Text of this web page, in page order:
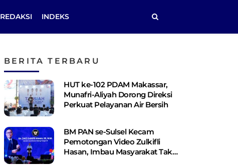
REDAKSI INDEKS
BERITA TERBARU
HUT ke-102 PDAM Makassar,
Munafri-Aliyah Dorong Direksi
Perkuat Pelayanan Air Bersih
BM PAN se-Sulsel Kecam
Pemotongan Video Zulkifli
Hasan, Imbau Masyarakat Tak